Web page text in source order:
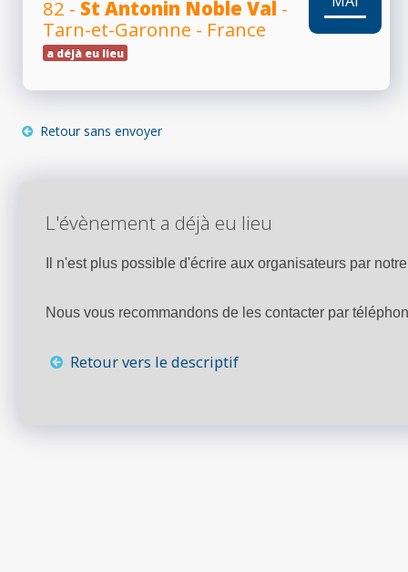
82 - St Antonin Noble Val -
Tarn-et-Garonne - France
a déjà eu lieu
Retour sans envoyer
L'évènement a déjà eu lieu
Il n'est plus possible d'écrire aux organisateurs par
Nous vous recommandons de les contacter par
Retour vers le descriptif